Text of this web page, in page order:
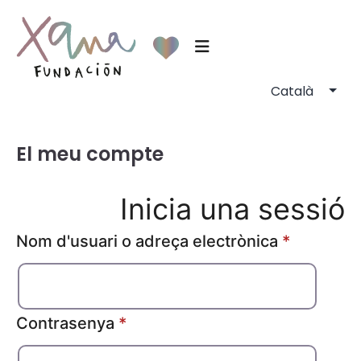
El meu compte
Inicia una sessió
Nom d'usuari o adreça electrònica *
Contrasenya *